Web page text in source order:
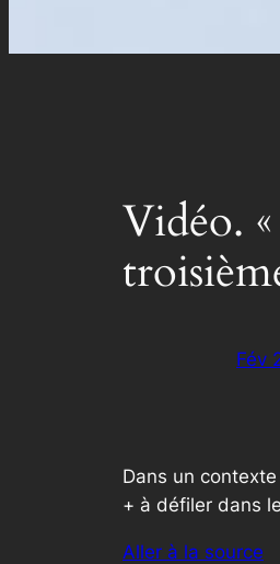
Vidéo.
Fév
Dans un
+ à défiler dans
Aller à la source